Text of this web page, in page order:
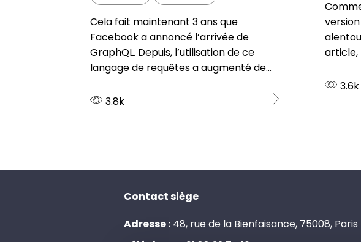
Cela fait maintenant 3 ans que
Facebook a annoncé l’arrivée de
GraphQL. Depuis, l’utilisation de ce
langage de requêtes a augmenté de...
3.8k
article,
3.6k
Contact siège
Adresse : 48, rue de la Bienfaisance, 75008, Paris